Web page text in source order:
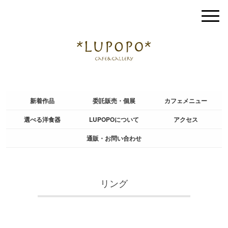
新着作品 委託販売・個展 カフェメニュー
選べる洋食器 LUPOPOについて アクセス
通販・お問い合わせ
リング